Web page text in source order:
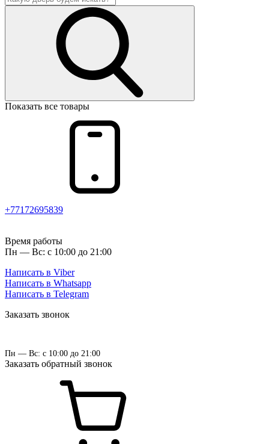
Показать все товары
+77172695839
Время работы
Пн — Вс: с 10:00 до 21:00
Написать в Viber
Написать в Whatsapp
Написать в Telegram
Заказать звонок
Пн — Вс: с 10:00 до 21:00
Заказать обратный звонок